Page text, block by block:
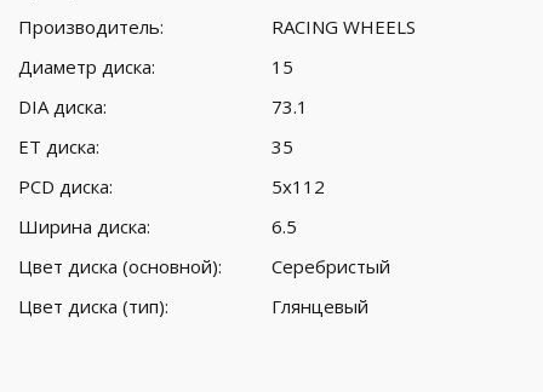
Производитель:
RACING WHEELS
Диаметр диска:
15
DIA диска:
73.1
ET диска:
35
PCD диска:
5x112
Ширина диска:
6.5
Цвет диска (основной):
Серебристый
Цвет диска (тип):
Глянцевый